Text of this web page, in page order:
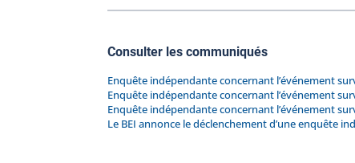
Consulter les communiqués
Enquête indépendante concernant l’événement
Enquête indépendante concernant l’événement
Enquête indépendante concernant l’événement
Le BEI annonce le déclenchement d’une enquête